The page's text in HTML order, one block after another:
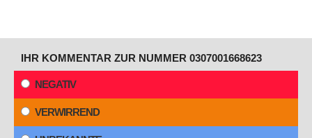
IHR KOMMENTAR ZUR NUMMER 0307001668623
NEGATIV
VERWIRREND